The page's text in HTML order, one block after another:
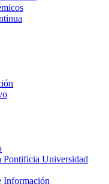
Pontificia Universidad
Información